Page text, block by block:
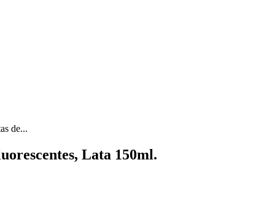
de...
Lata 150ml.